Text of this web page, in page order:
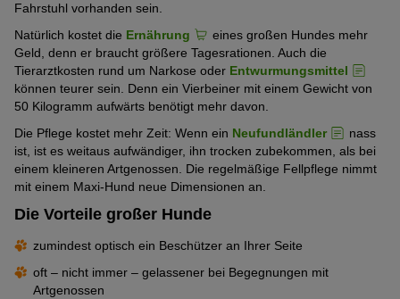
Fahrstuhl vorhanden sein.
Natürlich kostet die Ernährung
eines großen Hundes mehr
Geld, denn er braucht größere Tagesrationen. Auch die
Tierarztkosten rund um Narkose oder Entwurmungsmittel
können teurer sein. Denn ein Vierbeiner mit einem Gewicht von
50 Kilogramm aufwärts benötigt mehr davon.
Die Pflege kostet mehr Zeit: Wenn ein Neufundländler
nass
ist, ist es weitaus aufwändiger, ihn trocken zubekommen, als bei
einem kleineren Artgenossen. Die regelmäßige Fellpflege nimmt
mit einem Maxi-Hund neue Dimensionen an.
Die Vorteile großer Hunde
zumindest optisch ein Beschützer an Ihrer Seite
oft – nicht immer – gelassener bei Begegnungen mit
Artgenossen